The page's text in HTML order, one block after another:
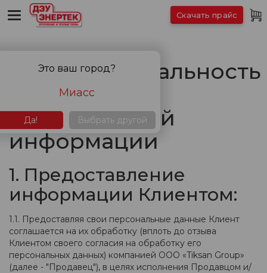
Конфиденциальность
и обработка
персональной
информации
1. Предоставление
информации Клиентом:
1.1. Предоставляя свои персональные данные Клиент
соглашается на их обработку (вплоть до отзыва
Клиентом своего согласия на обработку его
персональных данных) компанией ООО «Tiksan Group»
(далее - "Продавец"), в целях исполнения Продавцом и/
Скачать прайс
Это ваш город?
Миасс
Да! Выбрать другой